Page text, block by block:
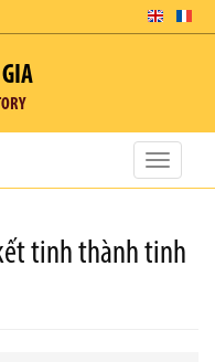
Toggle
tinh thành tinh